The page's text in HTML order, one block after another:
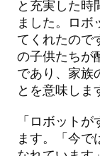
と充実した時
ました。ロボ
てくれたので
の子供たちが
であり、家族
とを意味しま
「ロボット
ます。「今で